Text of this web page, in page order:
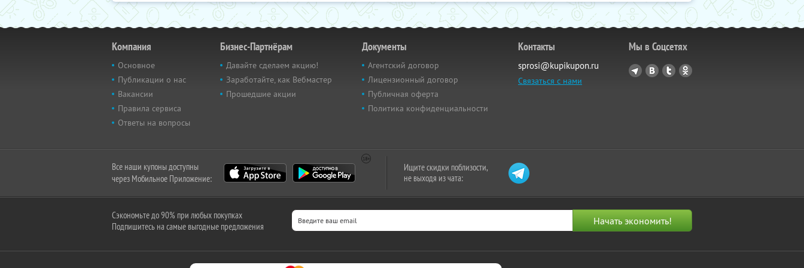
Компания
Основное
Публикации о нас
Вакансии
Правила сервиса
Ответы на вопросы
Бизнес-Партнёрам
Давайте сделаем акцию!
Заработайте, как Вебмастер
Прошедшие акции
Документы
Агентский договор
Лицензионный договор
Публичная оферта
Политика конфиденциальности
Контакты
sprosi@kupikupon.ru
Связаться с нами
Мы в Соцсетях
Все наши купоны доступны
через Мобильное Приложение:
Ищите скидки поблизости,
не выходя из чата:
Сэкономьте до 90% при любых покупках
Подпишитесь на самые выгодные предложения